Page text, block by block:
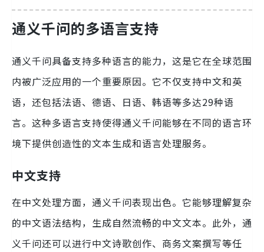
通义千问的多语言支持
通义千问具备支持多种语言的能力，这是它在全球范围
内被广泛应用的一个重要原因。它不仅支持中文和英
语，还包括法语、德语、日语、韩语等多达29种语
言。这种多语言支持使得通义千问能够在不同的语言环
境下提供创造性的文本生成和语言处理服务。
中文支持
在中文处理方面，通义千问表现出色。它能够理解复杂
的中文语法结构，生成自然流畅的中文文本。此外，通
义千问还可以进行中文诗歌创作、商务文案撰写等任